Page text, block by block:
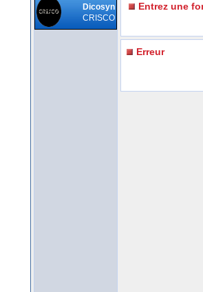
Dicosyn
CRISCO
Entrez une
Erreur